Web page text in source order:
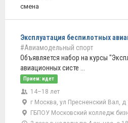
смена
Эксплуатация беспилотных
#Авиамодельный спорт
Объявляется набор на курсы
авиационных систе ...
Прием: идет
14–18 лет
г Москва, ул Пресненский Вал, д
ГБПОУ Московский колледж